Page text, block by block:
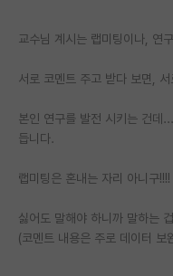
커리어
유학교육
이벤트
반도체 아카데미
재팬라운지 🌸
교수님 계시는 랩미팅이나, 연
서로 코멘트 주고 받다 보면,
본인 연구를 발전 시키는 건데
듭니다.
랩미팅은 혼내는 자리 아니구
싫어도 말해야 하니까 말하는
(코멘트 내용은 주로 데이터 보